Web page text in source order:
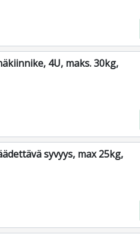
4U, maks. 30kg,
syvyys, max 25kg,